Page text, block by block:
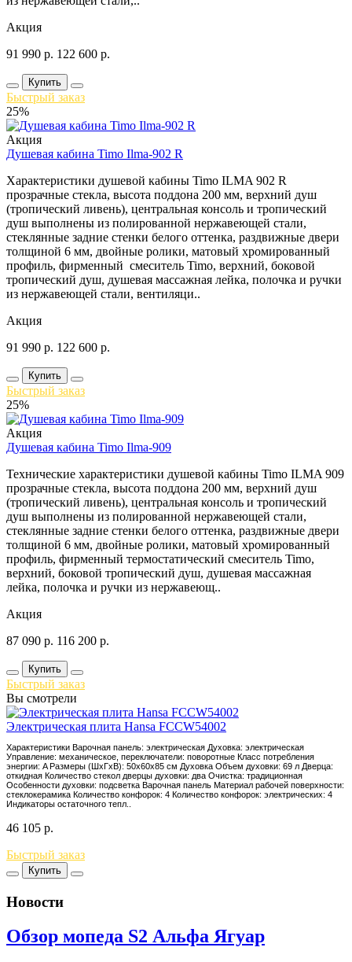
Акция
91 990 р. 122 600 р.
Купить
Быстрый заказ
25%
Акция
Душевая кабина Timo Ilma-902 R
Характеристики душевой кабины Timo ILMA 902 R
прозрачные стекла, высота поддона 200 мм, верхний душ
(тропический ливень), центральная консоль и тропический
душ выполнены из полированной нержавеющей стали,
стеклянные задние стенки белого оттенка, раздвижные двери
толщиной 6 мм, двойные ролики, матовый хромированный
профиль, фирменный смеситель Timo, верхний, боковой
тропический душ, душевая массажная лейка, полочка и ручки
из нержавеющей стали, вентиляци..
Акция
91 990 р. 122 600 р.
Купить
Быстрый заказ
25%
Акция
Душевая кабина Timo Ilma-909
Технические характеристики душевой кабины Timo ILMA 909
прозрачные стекла, высота поддона 200 мм, верхний душ
(тропический ливень), центральная консоль и тропический
душ выполнены из полированной нержавеющей стали,
стеклянные задние стенки белого оттенка, раздвижные двери
толщиной 6 мм, двойные ролики, матовый хромированный
профиль, фирменный термостатический смеситель Timo,
верхний, боковой тропический душ, душевая массажная
лейка, полочка и ручки из нержавеющ..
Акция
87 090 р. 116 200 р.
Купить
Быстрый заказ
Вы смотрели
Электрическая плита Hansa FCCW54002
Характеристики Варочная панель: электрическая Духовка: электрическая
Управление: механическое, переключатели: поворотные Класс потребления
энергии: A Размеры (ШхГхВ): 50x60x85 см Духовка Объем духовки: 69 л Дверца:
откидная Количество стекол дверцы духовки: два Очистка: традиционная
Особенности духовки: подсветка Варочная панель Материал рабочей поверхности:
стеклокерамика Количество конфорок: 4 Количество конфорок: электрических: 4
Индикаторы остаточного тепл..
46 105 р.
Быстрый заказ
Купить
Новости
Обзор мопеда S2 Альфа Ягуар